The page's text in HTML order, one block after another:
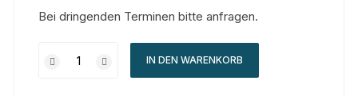
Bei dringenden Terminen bitte anfragen.
IN DEN WARENKORB